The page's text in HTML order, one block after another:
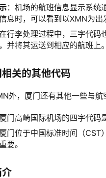
：机场的航班信息显示系统
息时，可以看到以XMN为出
行李处理过程中，三字代
并将其运送到相应的航班上。
关的其他代码
外，厦门还有其他一些与航
门高崎国际机场的四字代码
门位于中国标准时间（
要。
介